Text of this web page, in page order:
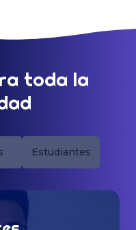
toda la
Estudiantes